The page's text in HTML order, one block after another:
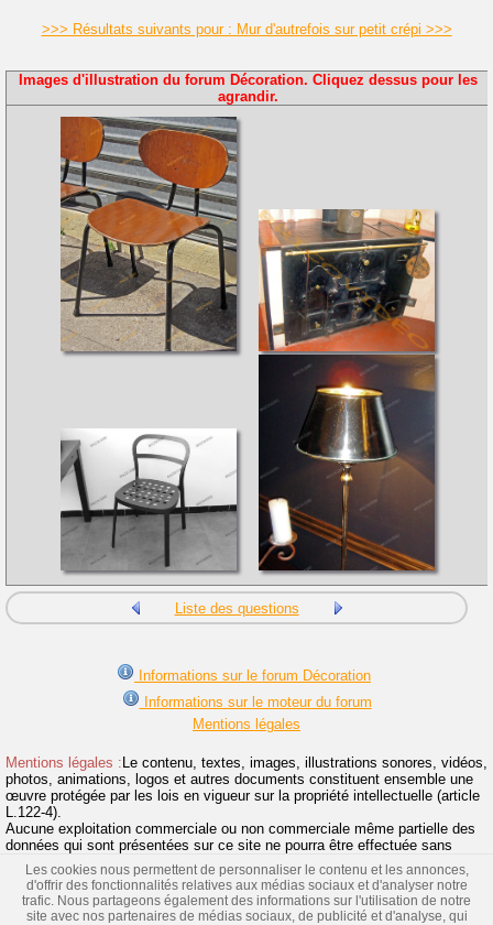
>>> Résultats suivants pour : Mur d'autrefois sur petit crépi >>>
Images d'illustration du forum Décoration. Cliquez dessus pour les
agrandir.
Liste des questions
Informations sur le forum Décoration
Informations sur le moteur du forum
Mentions légales
Mentions légales : Le contenu, textes, images, illustrations sonores, vidéos,
photos, animations, logos et autres documents constituent ensemble une
œuvre protégée par les lois en vigueur sur la propriété intellectuelle (article
L.122-4).
Aucune exploitation commerciale ou non commerciale même partielle des
données qui sont présentées sur ce site ne pourra être effectuée sans
l'accord préalable et écrit de la SARL Bricovidéo.
Toute reproduction même partielle du contenu de ce site et de l'utilisation
de la marque Bricovidéo sans autorisation sont interdites et donneront suite
à des poursuites.>> Lire la suite
Les cookies nous permettent de personnaliser le contenu et les annonces,
d'offrir des fonctionnalités relatives aux médias sociaux et d'analyser notre
trafic. Nous partageons également des informations sur l'utilisation de notre
site avec nos partenaires de médias sociaux, de publicité et d'analyse, qui